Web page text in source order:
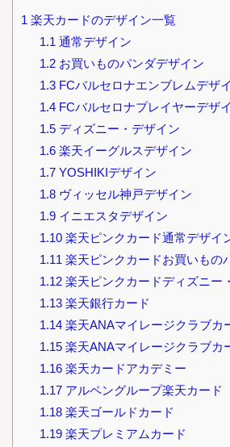
1 楽天カードのデザイン一覧
1.1 通常デザイン
1.2お買いものパンダデザイン
1.3FCバルセロナエンブレムデザ
1.4FCバルセロナプレイヤーデザ
1.5ディズニー・デザイン
1.6楽天イーグルスデザイン
1.7YOSHIKIデザイン
1.8ヴィッセル神戸デザイン
1.9イニエスタデザイン
1.10楽天ピンクカード通常デザイ
1.11 楽天ピンクカードお買いもの
1.12楽天ピンクカードディズニー
1.13楽天銀行カード
1.14楽天ANAマイレージクラブカ
1.15楽天ANAマイレージクラブカ
1.16楽天カードアカデミー
1.17アルペングループ楽天カード
1.18楽天ゴールドカード
1.19楽天プレミアムカード